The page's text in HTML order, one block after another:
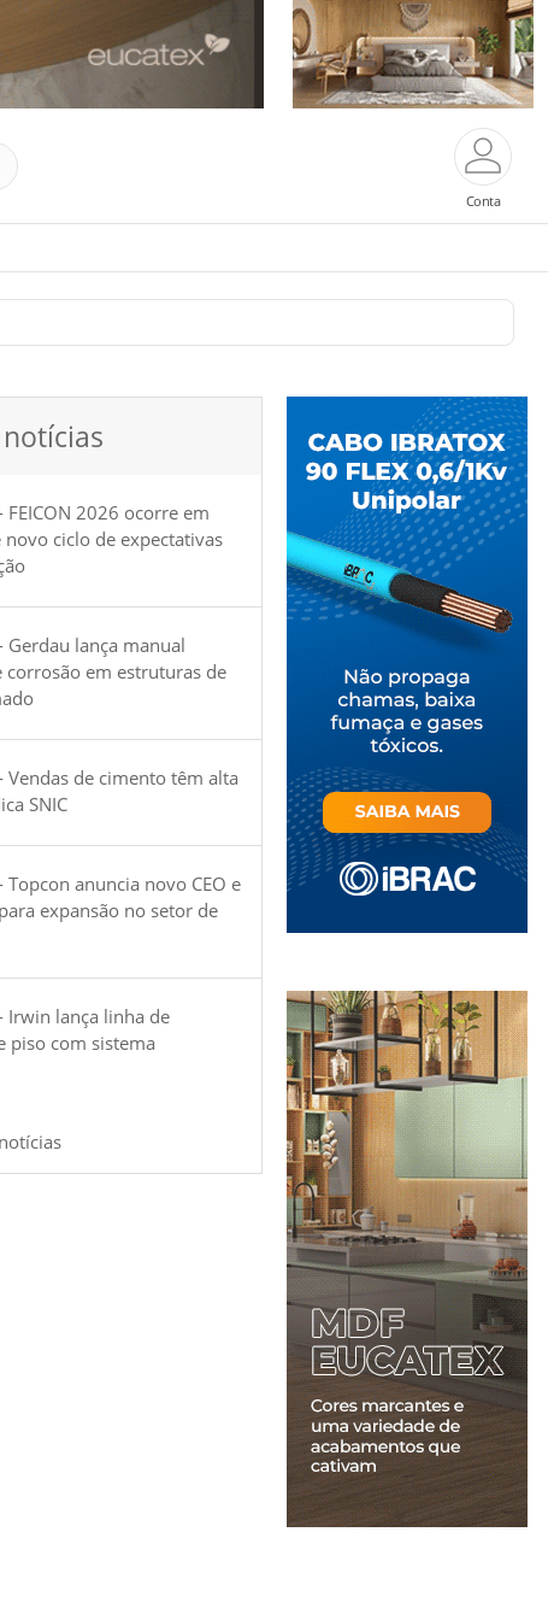
Conta
2026 ocorre em
ciclo de expectativas
lança manual
corrosão em estruturas de
de cimento têm alta
SNIC
anuncia novo CEO e
expansão no setor de
lança linha de
piso com sistema